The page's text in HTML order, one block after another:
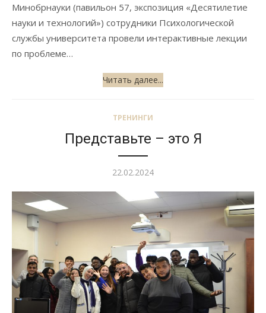
Минобрнауки (павильон 57, экспозиция «Десятилетие
науки и технологий») сотрудники Психологической
службы университета провели интерактивные лекции
по проблеме…
Читать далее...
ТРЕНИНГИ
Представьте – это Я
Опубликовано
22.02.2024